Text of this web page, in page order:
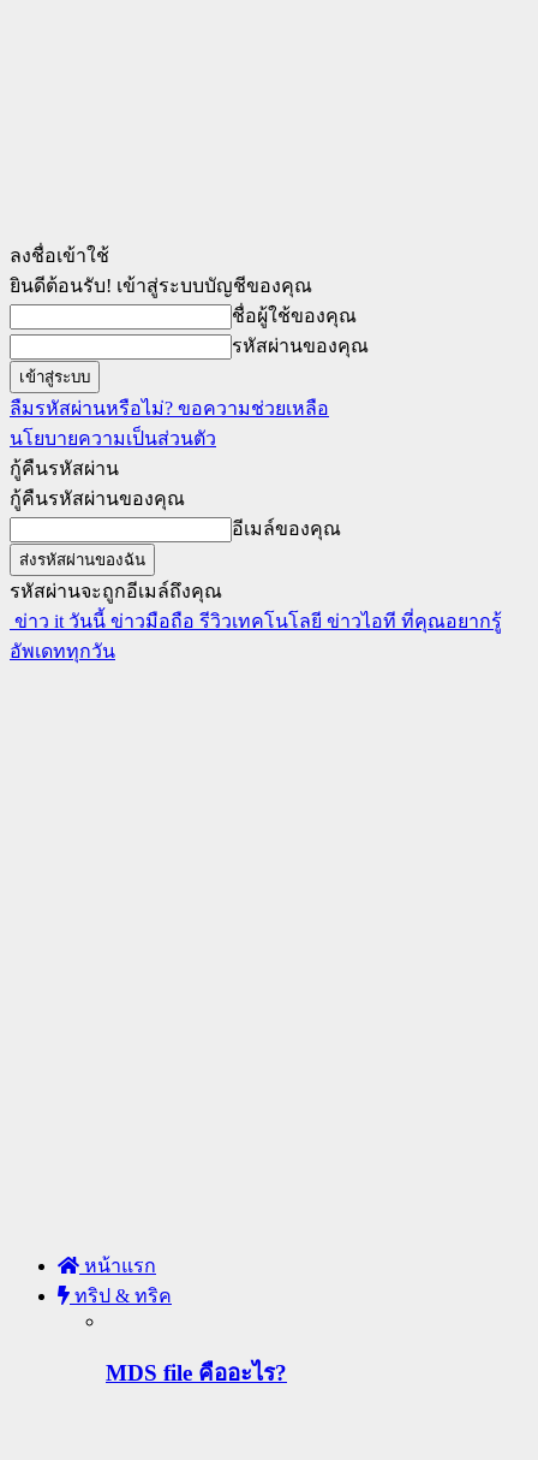
ลงชื่อเข้าใช้
ยินดีต้อนรับ! เข้าสู่ระบบบัญชีของคุณ
ชื่อผู้ใช้ของคุณ
รหัสผ่านของคุณ
ลืมรหัสผ่านหรือไม่? ขอความช่วยเหลือ
นโยบายความเป็นส่วนตัว
กู้คืนรหัสผ่าน
กู้คืนรหัสผ่านของคุณ
อีเมล์ของคุณ
รหัสผ่านจะถูกอีเมล์ถึงคุณ
ข่าว it วันนี้ ข่าวมือถือ รีวิวเทคโนโลยี ข่าวไอที ที่คุณอยากรู้
อัพเดททุกวัน
หน้าแรก
ทริป & ทริค
MDS file คืออะไร?